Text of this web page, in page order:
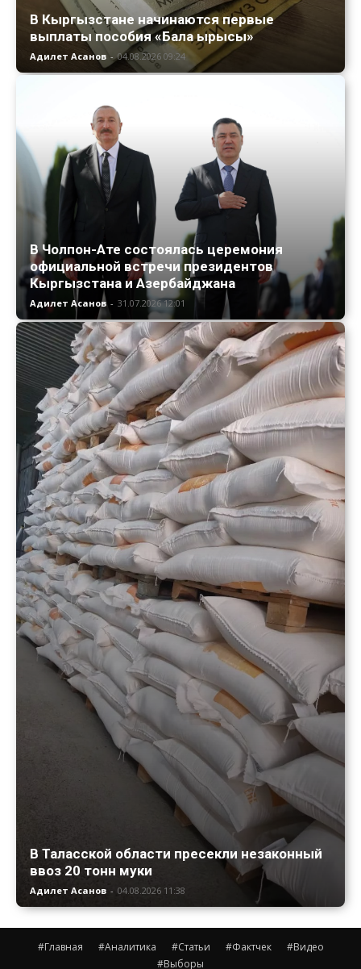
В Кыргызстане начинаются первые
выплаты пособия «Бала ырысы»
Адилет Асанов - 04.08.2026 09:24
В Чолпон-Ате состоялась церемония
официальной встречи президентов
Кыргызстана и Азербайджана
Адилет Асанов - 31.07.2026 12:01
В Таласской области пресекли незаконный
ввоз 20 тонн муки
Адилет Асанов - 04.08.2026 11:38
#Главная #Аналитика #Статьи #Фактчек
#Видео
#Выборы